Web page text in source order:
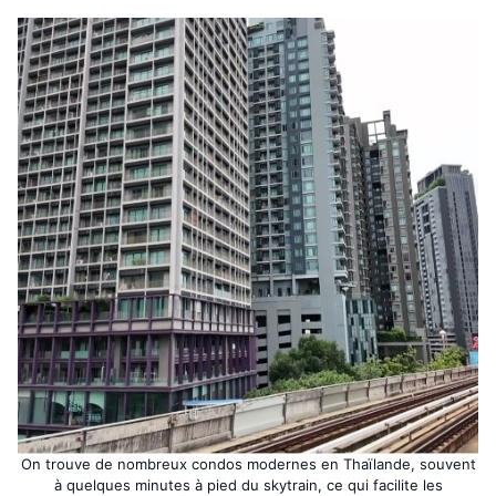
On trouve de nombreux condos modernes en Thaïlande, souvent
à quelques minutes à pied du skytrain, ce qui facilite les